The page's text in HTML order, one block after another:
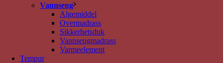
Vannseng
Algemiddel
Overmadrass
Sikkerhetsduk
Vannsengmadrass
Varmeelement
Tempur